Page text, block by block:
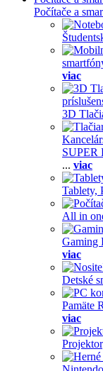
Počítače a
viac
3D
SUPER
... viac
Tablety,
All in
Gaming
viac
Detské
Pamäte
viac